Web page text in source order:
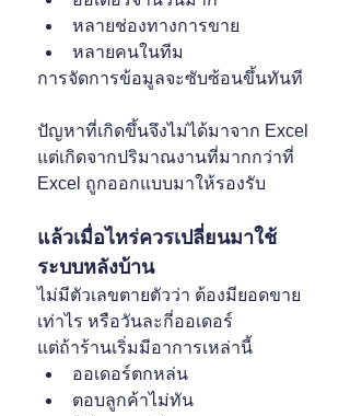
หลายช่องทางการขาย
หลายคนในทีม
การจัดการข้อมูลจะซับซ้อนขึ้นทันที
ปัญหาที่เกิดขึ้นจึงไม่ได้มาจาก Excel
แต่เกิดจากปริมาณงานที่มากกว่าที่
Excel ถูกออกแบบมาให้รองรับ
แล้วเมื่อไหร่ควรเปลี่ยนมาใช้
ระบบหลังบ้าน
ไม่มีตัวเลขตายตัวว่า ต้องมียอดขาย
เท่าไร หรือวันละกี่ออเดอร์
แต่ถ้าร้านเริ่มมีอาการเหล่านี้
ออเดอร์ตกหล่น
ตอบลูกค้าไม่ทัน